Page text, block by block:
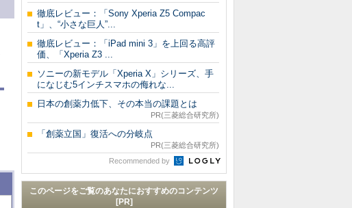
徹底レビュー：「Sony Xperia Z5 Compac
t」、“小さな巨人”...
徹底レビュー：「iPad mini 3」を上回る高評
価、「Xperia Z3 ...
ソニーの新モデル「Xperia X」シリーズ、手
になじむ5インチスマホの侮れな...
日本の創薬力低下、その本当の課題とは
PR(三菱総合研究所)
「創薬立国」復活への分岐点
PR(三菱総合研究所)
Recommended by
このページをご覧のあなたにおすすめのコンテンツ
[PR]